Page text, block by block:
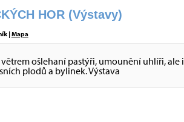
HOR (Výstavy)
|Mapa
ošlehaní pastýři, umounění uhlíři, ale i
plodů a bylinek. Výstava